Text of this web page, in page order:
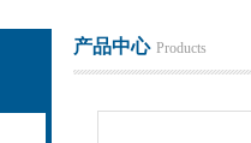
产品中心 Products